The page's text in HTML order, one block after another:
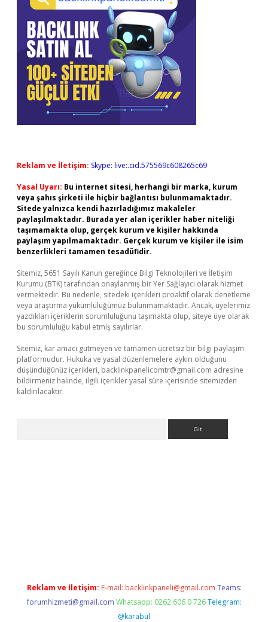
Reklam ve İletişim: Skype: live:.cid.575569c608265c69
Yasal Uyarı: Bu internet sitesi, herhangi bir marka, kurum
veya şahıs şirketi ile hiçbir bağlantısı bulunmamaktadır.
Sitede yalnızca kendi hazırladığımız makaleler
paylaşılmaktadır. Burada yer alan içerikler haber niteliği
taşımamakta olup, gerçek kurum ve kişiler hakkında
paylaşım yapılmamaktadır. Gerçek kurum ve kişiler ile isim
benzerlikleri tamamen tesadüfidir.
Sitemiz, 5651 Sayılı Kanun gereğince Bilgi Teknolojileri ve İletişim
Kurumu (BTK) tarafından onaylanmış bir Yer Sağlayıcı olarak hizmet
vermektedir. Bu nedenle, sitedeki içerikleri proaktif olarak denetleme
veya araştırma yükümlülüğümüz bulunmamaktadır. Ancak, üyelerimiz
yazdıkları içeriklerin sorumluluğunu taşımakta olup, siteye üye olarak
bu sorumluluğu kabul etmiş sayılırlar.
Sitemiz, kar amacı gütmeyen ve tamamen ücretsiz bir bilgi paylaşım
platformudur. Hukuka ve yasal düzenlemelere aykırı olduğunu
düşündüğünüz içerikleri, backlinkpanelicomtr@gmail.com adresine
bildirmeniz halinde, ilgili içerikler yasal süre içerisinde sitemizden
kaldırılacaktır.
Reklam ve İletişim: E-mail: backlinkpaneli@gmail.com Teams:
forumhizmeti@gmail.com Whatsapp: 0262 606 0 726 Telegram:
@karabul